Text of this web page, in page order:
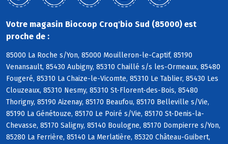
Votre magasin Biocoop Croq'bio Sud (85000) est
proche de :
85000 La Roche s/Yon, 85000 Mouilleron-le-Captif, 85190
Venansault, 85430 Aubigny, 85310 Chaillé s/s les-Ormeaux, 85480
Fougeré, 85310 La Chaize-le-Vicomte, 85310 Le Tablier, 85430 Les
Clouzeaux, 85310 Nesmy, 85310 St-Florent-des-Bois, 85480
Thorigny, 85190 Aizenay, 85170 Beaufou, 85170 Belleville s/Vie,
85190 La Génétouze, 85170 Le Poiré s/Vie, 85170 St-Denis-la-
Chevasse, 85170 Saligny, 85140 Boulogne, 85170 Dompierre s/Yon,
85280 La Ferrière, 85140 La Merlatière, 85320 Château-Guibert,